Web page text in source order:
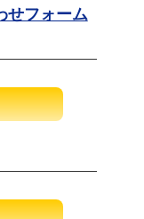
せフォーム